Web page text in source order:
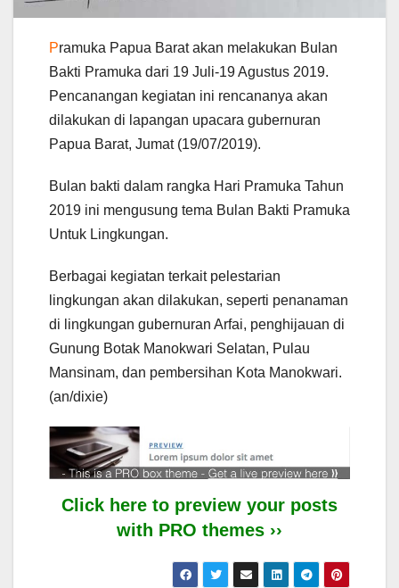
Pramuka Papua Barat akan melakukan Bulan
Bakti Pramuka dari 19 Juli-19 Agustus 2019.
Pencanangan kegiatan ini rencananya akan
dilakukan di lapangan upacara gubernuran
Papua Barat, Jumat (19/07/2019).
Bulan bakti dalam rangka Hari Pramuka Tahun
2019 ini mengusung tema Bulan Bakti Pramuka
Untuk Lingkungan.
Berbagai kegiatan terkait pelestarian
lingkungan akan dilakukan, seperti penanaman
di lingkungan gubernuran Arfai, penghijauan di
Gunung Botak Manokwari Selatan, Pulau
Mansinam, dan pembersihan Kota Manokwari.
(an/dixie)
Click here to preview your posts
with PRO themes ››